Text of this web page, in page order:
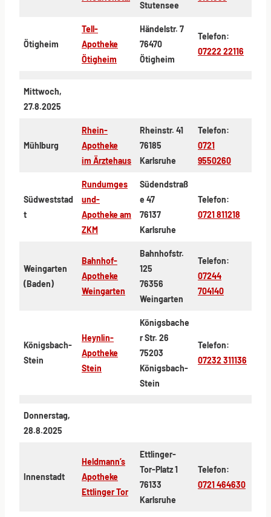
Stutensee
Ötigheim
Tell-
Apotheke
Ötigheim
Händelstr. 7
76470
Ötigheim
Telefon:
07222 22116
Mittwoch,
27.8.2025
Mühlburg
Rhein-
Apotheke
im Ärztehaus
Rheinstr. 41
76185
Karlsruhe
Telefon:
0721
9550260
Südweststad
t
Rundumges
und-
Apotheke am
ZKM
Südendstraß
e 47
76137
Karlsruhe
Telefon:
0721 811218
Weingarten
(Baden)
Bahnhof-
Apotheke
Weingarten
Bahnhofstr.
125
76356
Weingarten
Telefon:
07244
704140
Königsbach-
Stein
Heynlin-
Apotheke
Stein
Königsbache
r Str. 26
75203
Königsbach-
Stein
Telefon:
07232 311136
Donnerstag,
28.8.2025
Innenstadt
Heldmann’s
Apotheke
Ettlinger Tor
Ettlinger-
Tor-Platz 1
76133
Karlsruhe
Telefon:
0721 464630